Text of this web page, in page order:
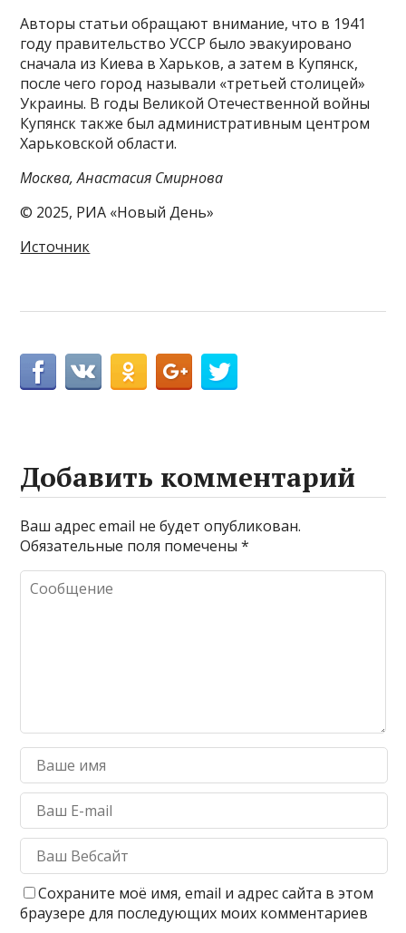
Авторы статьи обращают внимание, что в 1941
году правительство УССР было эвакуировано
сначала из Киева в Харьков, а затем в Купянск,
после чего город называли «третьей столицей»
Украины. В годы Великой Отечественной войны
Купянск также был административным центром
Харьковской области.
Москва, Анастасия Смирнова
© 2025, РИА «Новый День»
Источник
Добавить комментарий
Ваш адрес email не будет опубликован.
Обязательные поля помечены*
Сохраните моё имя, email и адрес сайта в этом
браузере для последующих моих комментариев